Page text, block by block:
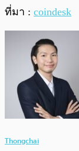
ที่มา : coindesk
Thongchai